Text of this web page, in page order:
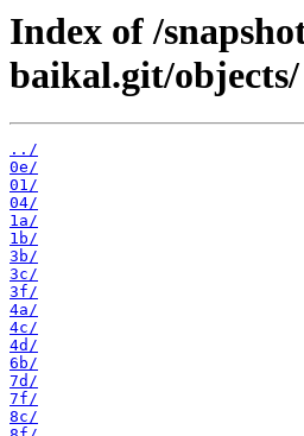
Index of /
baikal.git/objects/
../
0e/
01/
04/
1a/
1b/
3b/
3c/
3f/
4a/
4c/
4d/
6b/
7d/
7f/
8c/